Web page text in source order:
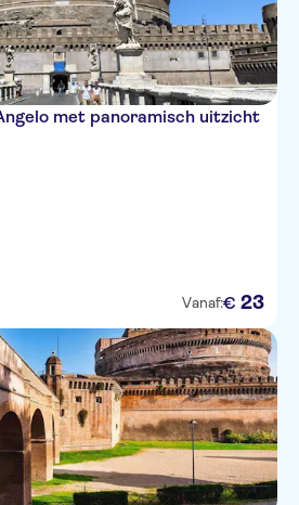
met panoramisch uitzicht
Vanaf:€ 23